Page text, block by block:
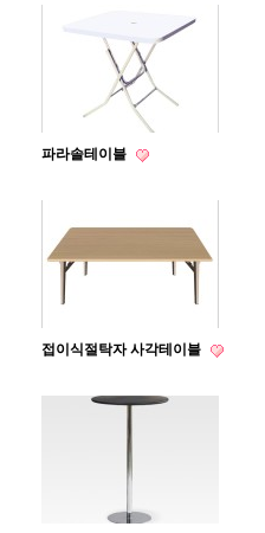
파라솔테이블
접이식절탁자 사각테이블